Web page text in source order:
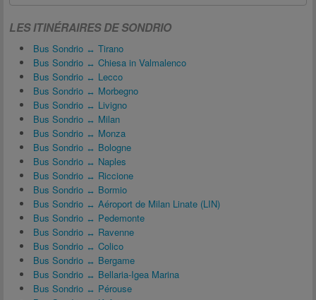
LES ITINÉRAIRES DE SONDRIO
Bus Sondrio ↔ Tirano
Bus Sondrio ↔ Chiesa in Valmalenco
Bus Sondrio ↔ Lecco
Bus Sondrio ↔ Morbegno
Bus Sondrio ↔ Livigno
Bus Sondrio ↔ Milan
Bus Sondrio ↔ Monza
Bus Sondrio ↔ Bologne
Bus Sondrio ↔ Naples
Bus Sondrio ↔ Riccione
Bus Sondrio ↔ Bormio
Bus Sondrio ↔ Aéroport de Milan Linate (LIN)
Bus Sondrio ↔ Pedemonte
Bus Sondrio ↔ Ravenne
Bus Sondrio ↔ Colico
Bus Sondrio ↔ Bergame
Bus Sondrio ↔ Bellaria-Igea Marina
Bus Sondrio ↔ Pérouse